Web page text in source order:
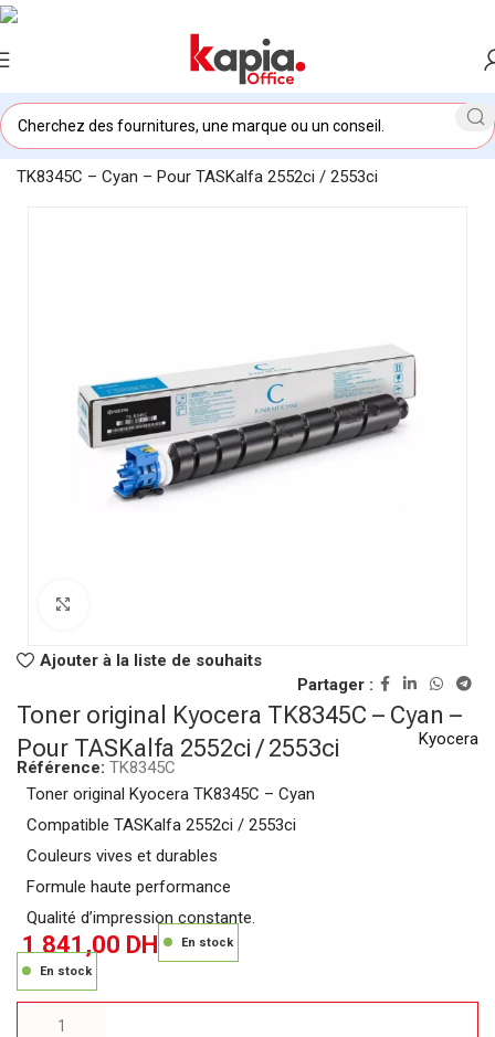
Accueil/KAPIA OFFICE MAROC/Toner original Kyocera
TK8345C – Cyan – Pour TASKalfa 2552ci / 2553ci
Ajouter à la liste de souhaits
Partager :
Toner original Kyocera TK8345C – Cyan –
Pour TASKalfa 2552ci / 2553ci
Référence: TK8345C
Kyocera
Toner original Kyocera TK8345C – Cyan
Compatible TASKalfa 2552ci / 2553ci
Couleurs vives et durables
Formule haute performance
Qualité d’impression constante.
1 841,00 DH
En stock
En stock